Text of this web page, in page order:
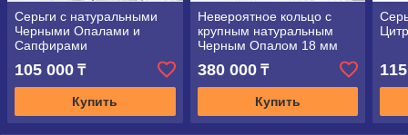
Серьги с натуральными
Черными Опалами и
Сапфирами
105 000 ₸
Купить
Невероятное кольцо с
крупным натуральным
Черным Опалом 18 мм
380 000₸
Купить